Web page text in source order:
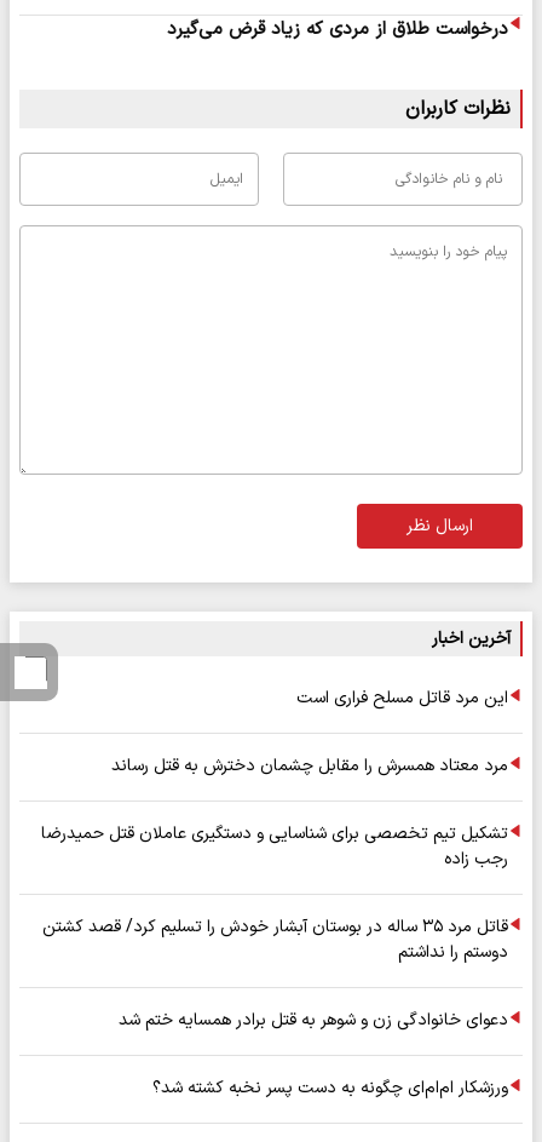
درخواست طلاق از مردی که زیاد قرض می‌گیرد
نظرات کاربران
ارسال نظر
آخرین اخبار
این مرد قاتل مسلح فراری است
مرد معتاد همسرش را مقابل چشمان دخترش به قتل رساند
تشکیل تیم تخصصی برای شناسایی و دستگیری عاملان قتل حمیدرضا
رجب زاده
قاتل مرد ۳۵ ساله در بوستان آبشار خودش را تسلیم کرد/ قصد کشتن
دوستم را نداشتم
دعوای خانوادگی زن و شوهر به قتل برادر همسایه ختم شد
ورزشکار ام‌ام‌ای چگونه به دست پسر نخبه کشته شد؟